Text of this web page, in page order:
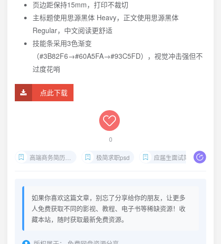
页边距保持15mm，打印不裁切
主标题使用思源黑体 Heavy，正文使用思源黑体
Regular，中文阅读更舒适
技能条采用3色渐变
（#3B82F6→#60A5FA→#93C5FD），视觉冲击强但不
过度花哨
点此下载
0
高端商务简历模板 极简求职psd 应届生面试简历
如果你喜欢这篇文章，别忘了分享给你的朋友，让更多
人免费获取不同的影视、教程、电子书等稀缺资源！收
藏本站，随时获取最新免费资源。